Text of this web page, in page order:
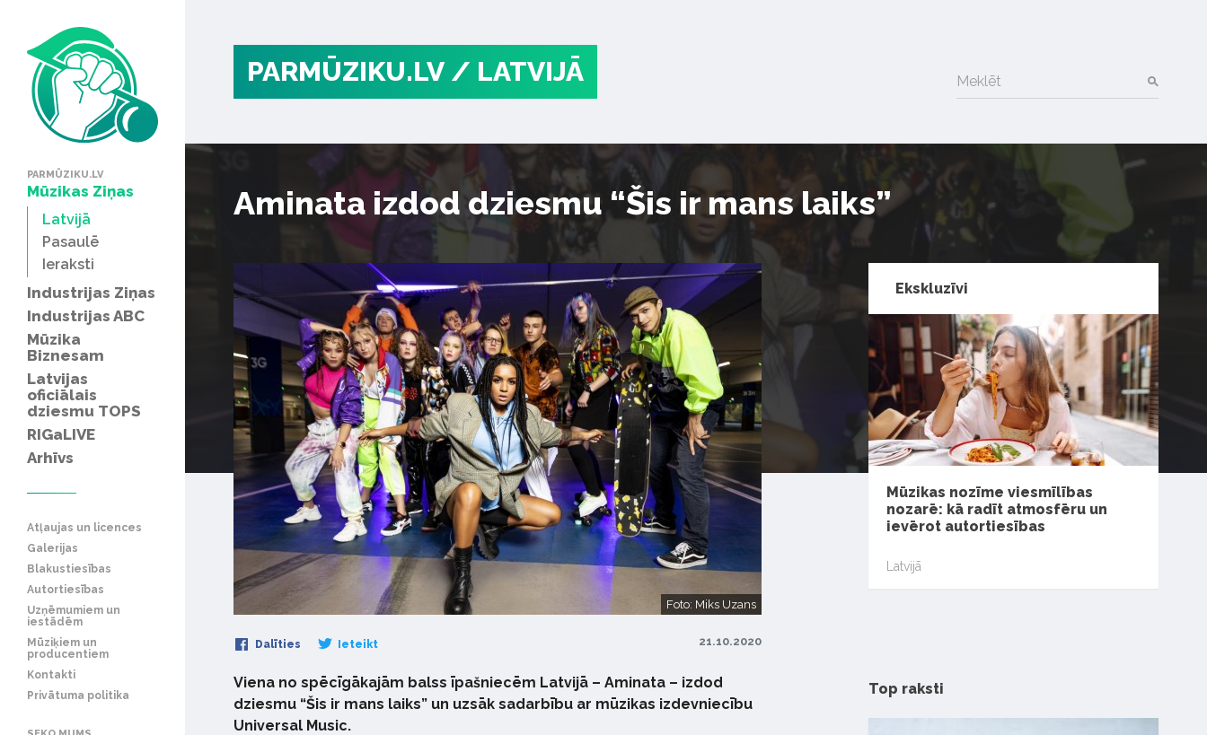
PARMŪZIKU.LV
Mūzikas Ziņas
Latvijā
Pasaulē
Ieraksti
Industrijas Ziņas
Industrijas ABC
Mūzika
Biznesam
Latvijas
oficiālais
dziesmu TOPS
RIGaLIVE
Arhīvs
Atļaujas un licences
Galerijas
Blakustiesības
Autortiesības
Uzņēmumiem un
iestādēm
Mūziķiem un
producentiem
Kontakti
Privātuma politika
PARMŪZIKU.LV / LATVIJĀ Meklēt
Aminata izdod dziesmu “Šis ir mans laiks”
Foto: Miks Uzans
Dalīties Ieteikt 21.10.2020
Viena no spēcīgākajām balss īpašniecēm Latvijā – Aminata – izdod
dziesmu “Šis ir mans laiks” un uzsāk sadarbību ar mūzikas izdevniecību
Universal Music.
Ekskluzīvi
Mūzikas nozīme viesmīlības
nozarē: kā radīt atmosfēru un
ievērot autortiesības
Latvijā
Top raksti